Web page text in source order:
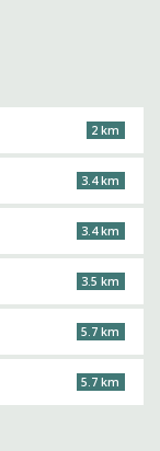
2 km
3.4 km
3.4 km
3.5 km
5.7 km
5.7 km